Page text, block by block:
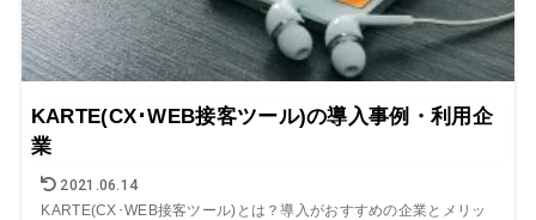
KARTE(CX･WEB接客ツール)の導入事例・利用企
業
2021.06.14
KARTE(CX･WEB接客ツール)とは？導入がおすすめの企業とメリッ